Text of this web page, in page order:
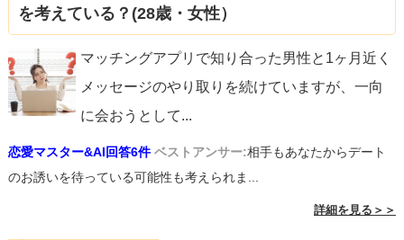
を考えている？(28歳・女性）
マッチングアプリで知り合った男性と1ヶ月近く
メッセージのやり取りを続けていますが、一向
に会おうとして...
恋愛マスター&AI回答6件 ベストアンサー:相手もあなたからデート
のお誘いを待っている可能性も考えられま...
詳細を見る＞＞